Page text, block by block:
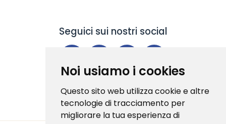
Noi usiamo i cookies
Questo sito web utilizza cookie e altre
tecnologie di tracciamento per
migliorare la tua esperienza di
Seguici sui nostri social